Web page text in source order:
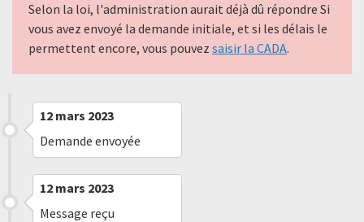
Selon la loi, l'administration aurait déjà dû répondre Si
vous avez envoyé la demande initiale, et si les délais le
permettent encore, vous pouvez saisir la CADA.
12 mars 2023
Demande envoyée
12 mars 2023
Message reçu